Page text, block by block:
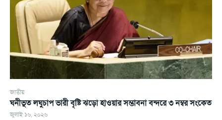
জাতীয়
ঘনীভূত লঘুচাপ ভারী বৃষ্টি ঝড়ো হাওয়ার সম্ভাবনা বন্দরে ৩ নম্বর সংকেত
জুলাই ১৬, ২০২৬